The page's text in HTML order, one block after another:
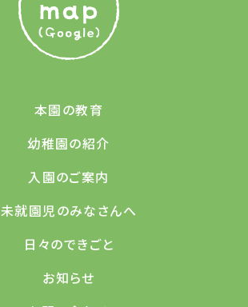
本園の教育
幼稚園の紹介
入園のご案内
未就園児のみなさんへ
日々のできごと
お知らせ